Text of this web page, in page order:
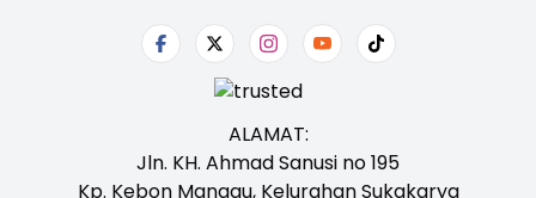
ALAMAT:
Jln. KH. Ahmad Sanusi no 195
Kp. Kebon Manggu, Kelurahan Sukakarya